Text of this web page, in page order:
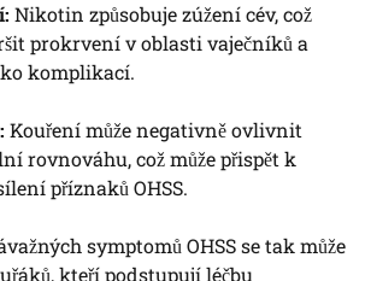
Nikotin způsobuje zúžení cév, což
prokrvení v oblasti vaječníků a
komplikací.
Kouření může negativně ovlivnit
rovnováhu, což může přispět k
příznaků OHSS.
symptomů OHSS se tak může
kteří podstupují léčbu